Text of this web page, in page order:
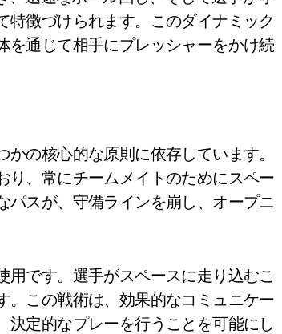
徴づけられます。このダイナミック
を通じて相手にプレッシャーをかけ続
の核心的な原則に依存しています。
り、常にチームメイトのためにスペー
パスが、守備ラインを崩し、オープニ
です。選手がスペースに走り込むこ
。この戦術は、効果的なコミュニケー
定的なプレーを行うことを可能にし